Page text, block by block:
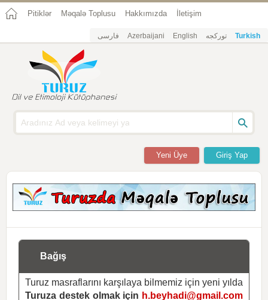
Pitiklər Məqalə Toplusu Hakkımızda İletişim
فارسی Azerbaijani English تورکجه Turkish
Giriş Yap
Yeni Üye
Bağış
Turuz masraflarını karşılaya bilmemiz için yeni yılda
Turuza destek olmak için h.beyhadi@gmail.com